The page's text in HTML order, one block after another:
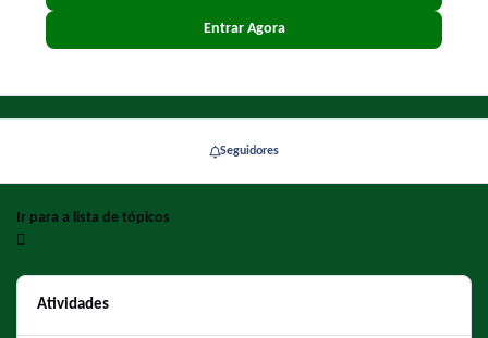
Entrar Agora
Seguidores
Ir para a lista de tópicos
Atividades